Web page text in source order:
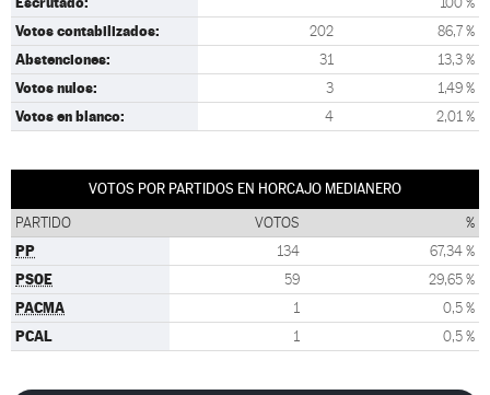
Votos contabilizados: 202 86,7 %
Abstenciones: 31 13,3 %
Votos nulos: 3 1,49 %
Votos en blanco: 4 2,01 %
VOTOS POR PARTIDOS EN HORCAJO MEDIANERO
PARTIDO VOTOS %
PP 134 67,34 %
PSOE 59 29,65 %
PACMA 1 0,5 %
PCAL 1 0,5 %